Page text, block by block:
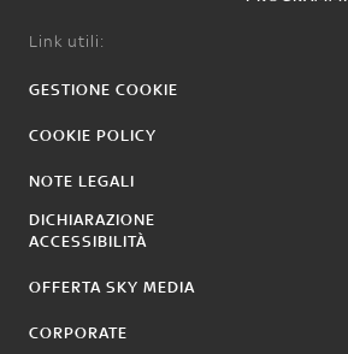
Link utili:
GESTIONE COOKIE
COOKIE POLICY
NOTE LEGALI
DICHIARAZIONE
ACCESSIBILITÀ
OFFERTA SKY MEDIA
CORPORATE